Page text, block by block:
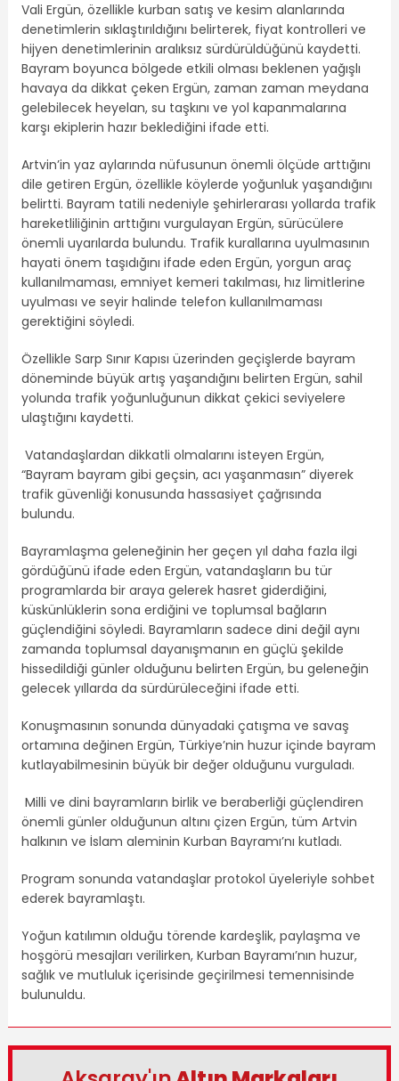
Vali Ergün, özellikle kurban satış ve kesim alanlarında
denetimlerin sıklaştırıldığını belirterek, fiyat kontrolleri ve
hijyen denetimlerinin aralıksız sürdürüldüğünü kaydetti.
Bayram boyunca bölgede etkili olması beklenen yağışlı
havaya da dikkat çeken Ergün, zaman zaman meydana
gelebilecek heyelan, su taşkını ve yol kapanmalarına
karşı ekiplerin hazır beklediğini ifade etti.
Artvin’in yaz aylarında nüfusunun önemli ölçüde arttığını
dile getiren Ergün, özellikle köylerde yoğunluk yaşandığını
belirtti. Bayram tatili nedeniyle şehirlerarası yollarda trafik
hareketliliğinin arttığını vurgulayan Ergün, sürücülere
önemli uyarılarda bulundu. Trafik kurallarına uyulmasının
hayati önem taşıdığını ifade eden Ergün, yorgun araç
kullanılmaması, emniyet kemeri takılması, hız limitlerine
uyulması ve seyir halinde telefon kullanılmaması
gerektiğini söyledi.
Özellikle Sarp Sınır Kapısı üzerinden geçişlerde bayram
döneminde büyük artış yaşandığını belirten Ergün, sahil
yolunda trafik yoğunluğunun dikkat çekici seviyelere
ulaştığını kaydetti.
Vatandaşlardan dikkatli olmalarını isteyen Ergün,
“Bayram bayram gibi geçsin, acı yaşanmasın” diyerek
trafik güvenliği konusunda hassasiyet çağrısında
bulundu.
Bayramlaşma geleneğinin her geçen yıl daha fazla ilgi
gördüğünü ifade eden Ergün, vatandaşların bu tür
programlarda bir araya gelerek hasret giderdiğini,
küskünlüklerin sona erdiğini ve toplumsal bağların
güçlendiğini söyledi. Bayramların sadece dini değil aynı
zamanda toplumsal dayanışmanın en güçlü şekilde
hissedildiği günler olduğunu belirten Ergün, bu geleneğin
gelecek yıllarda da sürdürüleceğini ifade etti.
Konuşmasının sonunda dünyadaki çatışma ve savaş
ortamına değinen Ergün, Türkiye’nin huzur içinde bayram
kutlayabilmesinin büyük bir değer olduğunu vurguladı.
Milli ve dini bayramların birlik ve beraberliği güçlendiren
önemli günler olduğunun altını çizen Ergün, tüm Artvin
halkının ve İslam aleminin Kurban Bayramı’nı kutladı.
Program sonunda vatandaşlar protokol üyeleriyle sohbet
ederek bayramlaştı.
Yoğun katılımın olduğu törende kardeşlik, paylaşma ve
hoşgörü mesajları verilirken, Kurban Bayramı’nın huzur,
sağlık ve mutluluk içerisinde geçirilmesi temennisinde
bulunuldu.